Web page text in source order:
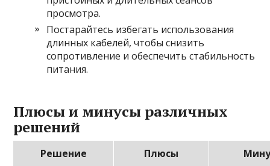
просмотра.
Постарайтесь избегать использования
длинных кабелей, чтобы снизить
сопротивление и обеспечить стабильность
питания.
Плюсы и минусы различных
решений
Решение Плюсы